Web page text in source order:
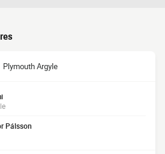
Plymouth Argyle
Pálsson